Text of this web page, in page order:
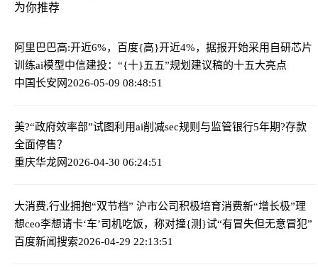
为你推荐
阿里巴巴高:开近6%，百度{高}开近4%，据报开始采用自研芯片
训练ai模型中信建投：“{十}五五”规划建议稿的十五大亮点
中国长安网2026-05-09 08:48:51
美?“政府效率部”试图利用ai削减sec规则与监管银行5年期?存款
全面停售？
重庆华龙网2026-04-30 06:24:51
大消费,行业拥抱“双节档” 沪市公司积极培育消费新“增长极”理
想ceo李想请卡‘车’司机吃饭，称对撞{测}试“有冒失但无意冒犯”
百度新闻搜索2026-04-29 22:13:51